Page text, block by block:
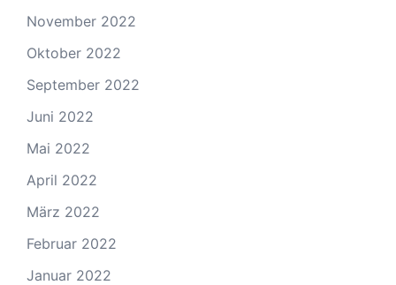
November 2022
Oktober 2022
September 2022
Juni 2022
Mai 2022
April 2022
März 2022
Februar 2022
Januar 2022